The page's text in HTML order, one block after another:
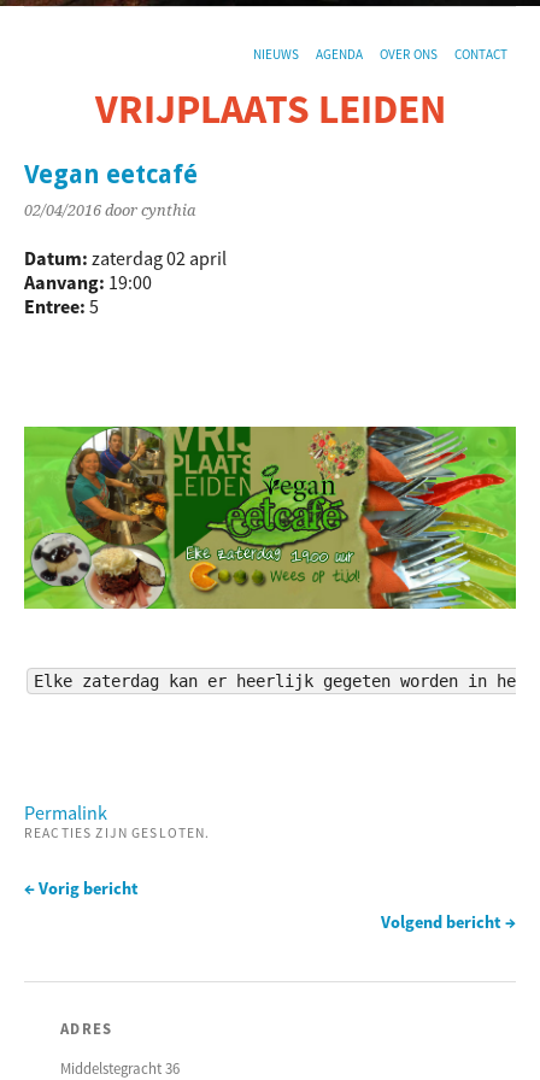
NIEUWS AGENDA OVER ONS CONTACT
VRIJPLAATS LEIDEN
Vegan eetcafé
02/04/2016 door cynthia
Datum: zaterdag 02 april
Aanvang: 19:00
Entree: 5
Elke zaterdag kan er heerlijk gegeten worden in het
Permalink
REACTIES ZIJN GESLOTEN.
← Vorig bericht
Volgend bericht →
ADRES
Middelstegracht 36